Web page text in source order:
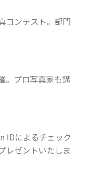
コンテスト。部門
。プロ写真家も講
IDによるチェック
レゼントいたしま